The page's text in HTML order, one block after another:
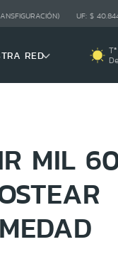
UF: $
RED
MIL